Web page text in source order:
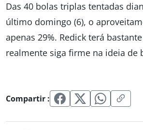
Das 40 bolas triplas tentadas
último domingo (6), o
apenas 29%. Redick terá
realmente siga firme na ideia de
Compartir :